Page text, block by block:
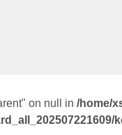
on null in /home/